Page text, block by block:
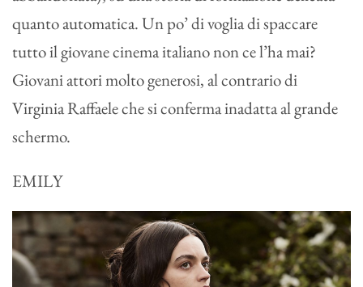
quanto automatica. Un po’ di voglia di spaccare
tutto il giovane cinema italiano non ce l’ha mai?
Giovani attori molto generosi, al contrario di
Virginia Raffaele che si conferma inadatta al grande
schermo.
EMILY